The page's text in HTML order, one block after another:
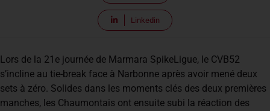
Linkedin
Lors de la 21e journée de Marmara SpikeLigue, le CVB52
s’incline au tie-break face à Narbonne après avoir mené deux
sets à zéro. Solides dans les moments clés des deux premières
manches, les Chaumontais ont ensuite subi la réaction des